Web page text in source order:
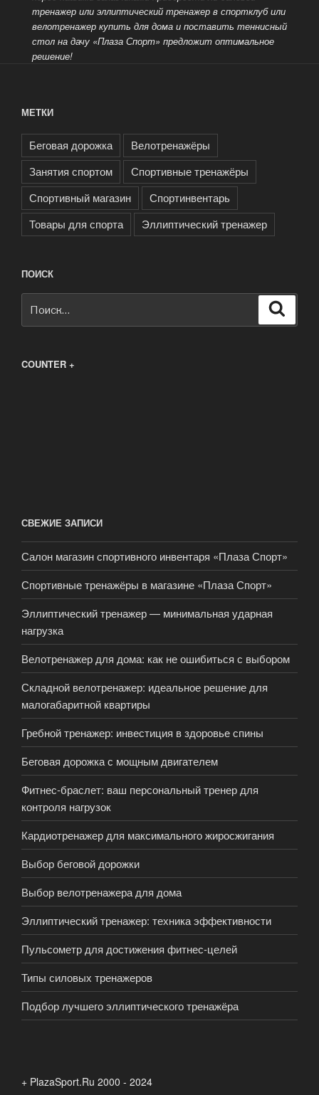
тренажер или эллиптический тренажер в спортклуб или
велотренажер купить для дома и поставить теннисный
стол на дачу «Плаза Спорт» предложит оптимальное
решение!
МЕТКИ
Беговая дорожка
Велотренажёры
Занятия спортом
Спортивные тренажёры
Спортивный магазин
Спортинвентарь
Товары для спорта
Эллиптический тренажер
ПОИСК
COUNTER +
СВЕЖИЕ ЗАПИСИ
Салон магазин спортивного инвентаря «Плаза Спорт»
Спортивные тренажёры в магазине «Плаза Спорт»
Эллиптический тренажер — минимальная ударная
нагрузка
Велотренажер для дома: как не ошибиться с выбором
Складной велотренажер: идеальное решение для
малогабаритной квартиры
Гребной тренажер: инвестиция в здоровье спины
Беговая дорожка с мощным двигателем
Фитнес-браслет: ваш персональный тренер для
контроля нагрузок
Кардиотренажер для максимального жиросжигания
Выбор беговой дорожки
Выбор велотренажера для дома
Эллиптический тренажер: техника эффективности
Пульсометр для достижения фитнес-целей
Типы силовых тренажеров
Подбор лучшего эллиптического тренажёра
+ PlazaSport.Ru 2000 - 2024